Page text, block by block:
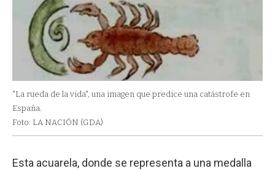
"La rueda de la vida", una imagen que predice una catástrofe en
España.
Foto: LA NACIÓN (GDA)
Esta acuarela, donde se representa a una medalla